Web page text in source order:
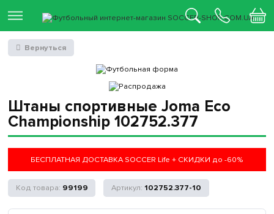
Штаны спортивные Joma Eco
Championship 102752.377
БЕСПЛАТНАЯ ДОСТАВКА SOCCER Life + СКИДКИ до -60%
99199 102752.377-10
Вернуться